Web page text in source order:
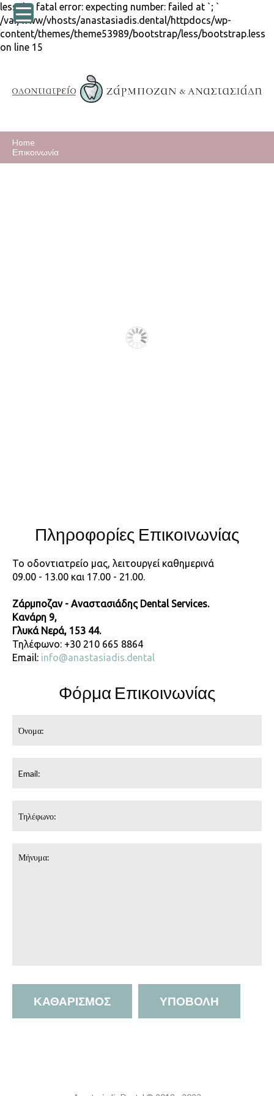
lessphp fatal error: expecting number: failed at `; `
/var/www/vhosts/anastasiadis.dental/httpdocs/wp-
content/themes/theme53989/bootstrap/less/bootstrap.less
on line 15
Home
Επικοινωνία
Πληροφορίες Επικοινωνίας
Το οδοντιατρείο μας, λειτουργεί καθημερινά
09.00 - 13.00 και 17.00 - 21.00.
Ζάρμποζαν - Αναστασιάδης Dental Services.
Κανάρη 9,
Γλυκά Νερά, 153 44.
Τηλέφωνο: +30 210 665 8864
Email: info@anastasiadis.dental
Φόρμα Επικοινωνίας